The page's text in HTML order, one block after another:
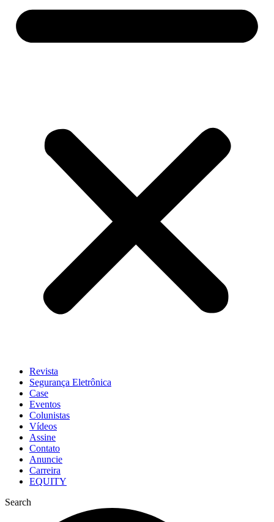
Revista
Segurança Eletrônica
Case
Eventos
Colunistas
Vídeos
Assine
Contato
Anuncie
Carreira
EQUITY
Search